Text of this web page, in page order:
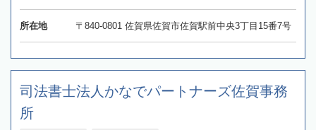
所在地 〒840-0801 佐賀県佐賀市佐賀駅前中央3丁目15番7号
司法書士法人かなでパートナーズ佐賀事務
所